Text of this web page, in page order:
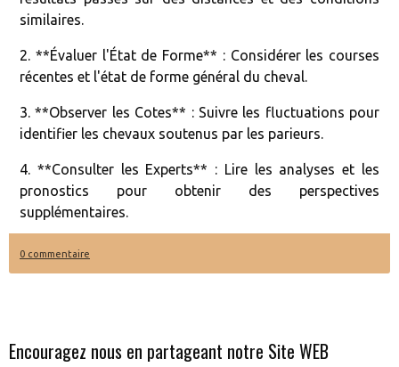
similaires.
2. **Évaluer l'État de Forme** : Considérer les courses
récentes et l'état de forme général du cheval.
3. **Observer les Cotes** : Suivre les fluctuations pour
identifier les chevaux soutenus par les parieurs.
4. **Consulter les Experts** : Lire les analyses et les
pronostics pour obtenir des perspectives
supplémentaires.
0 commentaire
Encouragez nous en partageant notre Site WEB